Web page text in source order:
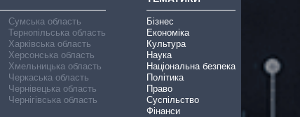
Сумська область
Тернопільська область
Харківська область
Херсонська область
Хмельницька область
Черкаська область
Чернівецька область
Чернігівська область
Бізнес
Економіка
Культура
Наука
Національна безпека
Політика
Право
Суспільство
Фінанси